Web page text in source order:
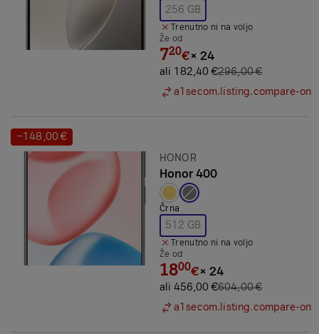
256 GB
Trenutno ni na voljo
Že od
720€× 24
ali 182,40 €296,00 €
a1secom.listing.compare-on
Prihranek:
−148,00 €
Znamka:
HONOR
Honor 400
Izbrana barva:
Črna
512 GB
Trenutno ni na voljo
Že od
1800€× 24
ali 456,00 €604,00 €
a1secom.listing.compare-on